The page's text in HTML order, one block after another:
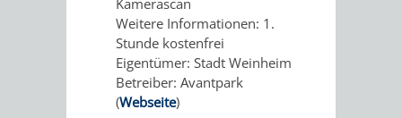
HOTEL
HOTEL
FUCHS
´SCHE
VERANSTALTUNGEN
HEIMATTAGEWEINHEIMER
Kamerascan
Weitere Informationen: 1.
Stunde kostenfrei
Eigentümer: Stadt Weinheim
Betreiber: Avantpark
(Webseite)